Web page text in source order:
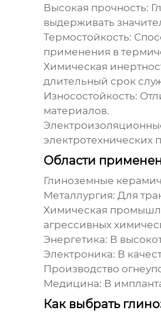
Высокая прочность:
выдерживать
Термостойкость:
применения в
Химическая
длительный срок
Износостойкость:
материалов.
электротехнических
Области
Глиноземные
Металлургия: Для
Химическая
агрессивных
Энергетика: В
Электроника: В
Производство
Медицина: В
Как выбрать